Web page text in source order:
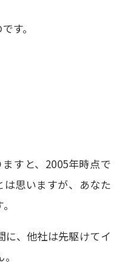
す。
ますと、2005年時点で
は思いますが、あなた
に、他社は先駆けてイ